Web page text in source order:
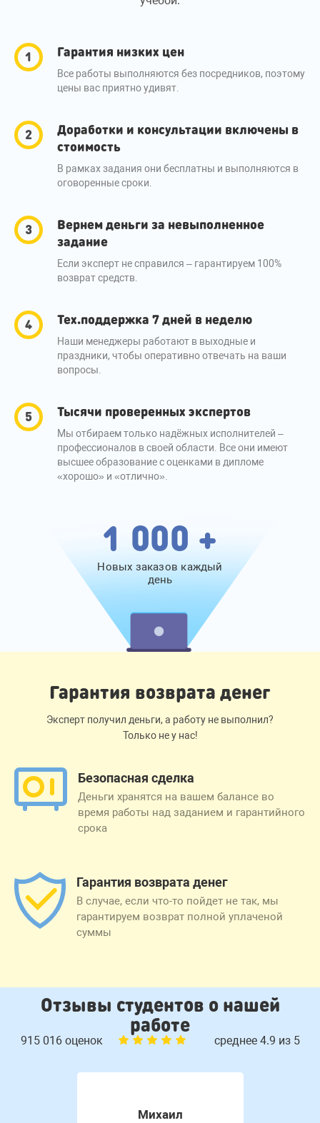
Гарантия низких цен
Все работы выполняются без посредников, поэтому
цены вас приятно удивят.
Доработки и консультации включены в
стоимость
В рамках задания они бесплатны и выполняются в
оговоренные сроки.
Вернем деньги за невыполненное
задание
Если эксперт не справился – гарантируем 100%
возврат средств.
Тех.поддержка 7 дней в неделю
Наши менеджеры работают в выходные и
праздники, чтобы оперативно отвечать на ваши
вопросы.
Тысячи проверенных экспертов
Мы отбираем только надёжных исполнителей –
профессионалов в своей области. Все они имеют
высшее образование с оценками в дипломе
«хорошо» и «отлично».
1 000 +
Новых заказов каждый
день
Гарантия возврата денег
Эксперт получил деньги, а работу не выполнил?
Только не у нас!
Безопасная сделка
Деньги хранятся на вашем балансе во
время работы над заданием и гарантийного
срока
Гарантия возврата денег
В случае, если что-то пойдет не так, мы
гарантируем возврат полной уплаченой
суммы
Отзывы студентов о нашей
работе
915 016 оценок среднее 4.9 из 5
Михаил